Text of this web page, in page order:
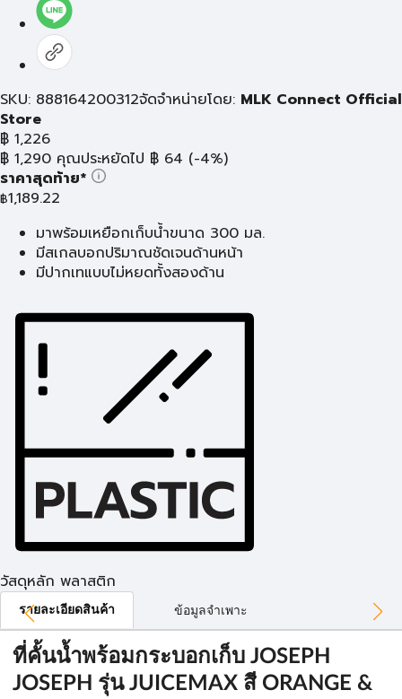
SKU: 888164200312จัดจำหน่ายโดย: MLK Connect Official
Store
฿ 1,226
฿ 1,290 คุณประหยัดไป ฿ 64 (-4%)
ราคาสุดท้าย*
฿1,189.22
มาพร้อมเหยือกเก็บน้ำขนาด 300 มล.
มีสเกลบอกปริมาณชัดเจนด้านหน้า
มีปากเทแบบไม่หยดทั้งสองด้าน
วัสดุหลัก พลาสติก
รายละเอียดสินค้า ข้อมูลจำเพาะ
ที่คั้นน้ำพร้อมกระบอกเก็บ JOSEPH
JOSEPH รุ่น JUICEMAX สี ORANGE &